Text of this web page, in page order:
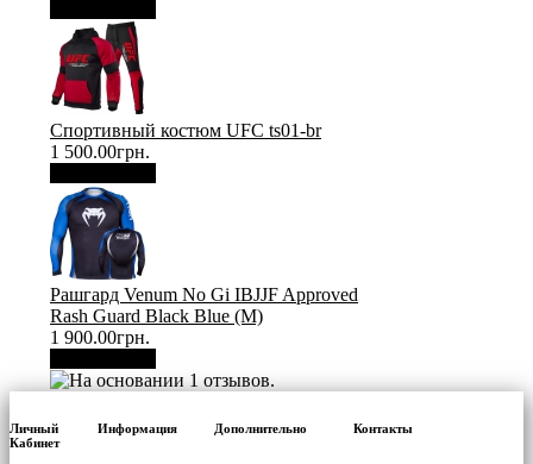
Спортивный костюм UFC ts01-br
1 500.00грн.
Рашгард Venum No Gi IBJJF Approved
Rash Guard Black Blue (М)
1 900.00грн.
Личный
Кабинет
Информация Дополнительно Контакты